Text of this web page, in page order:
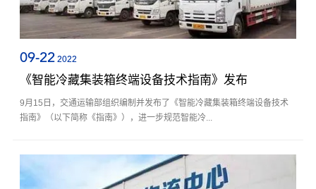
09-22 2022
《智能冷藏集装箱终端设备技术指南》发布
9月15日，交通运输部组织编制并发布了《智能冷藏集装箱终端设备技术
指南》（以下简称《指南》），进一步规范智能冷...